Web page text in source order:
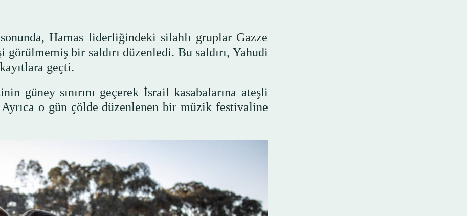
Hamas liderliğindeki silahlı gruplar Gazze
bir saldırı düzenledi. Bu saldırı, Yahudi
geçti.
güney sınırını geçerek İsrail kasabalarına ateşli
o gün çölde düzenlenen bir müzik festivaline